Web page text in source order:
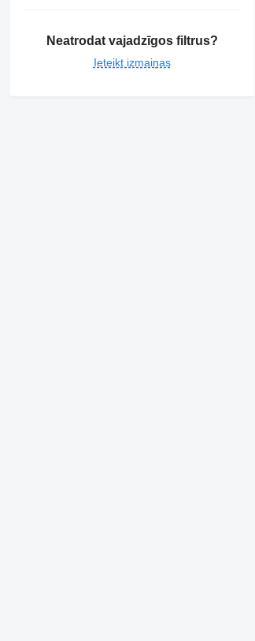
Neatrodat vajadzīgos filtrus?
Ieteikt izmaiņas